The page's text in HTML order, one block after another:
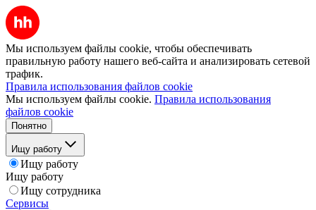
Мы используем файлы cookie, чтобы обеспечивать
правильную работу нашего веб-сайта и анализировать сетевой
трафик.
Правила использования файлов cookie
Мы используем файлы cookie. Правила использования
файлов cookie
Понятно
Ищу работу
Ищу работу
Ищу работу
Ищу сотрудника
Сервисы